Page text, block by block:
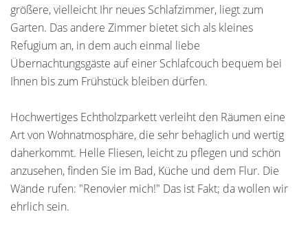
größere, vielleicht Ihr neues Schlafzimmer, liegt zum
Garten. Das andere Zimmer bietet sich als kleines
Refugium an, in dem auch einmal liebe
Übernachtungsgäste auf einer Schlafcouch bequem bei
Ihnen bis zum Frühstück bleiben dürfen.
Hochwertiges Echtholzparkett verleiht den Räumen eine
Art von Wohnatmosphäre, die sehr behaglich und wertig
daherkommt. Helle Fliesen, leicht zu pflegen und schön
anzusehen, finden Sie im Bad, Küche und dem Flur. Die
Wände rufen: "Renovier mich!" Das ist Fakt; da wollen wir
ehrlich sein.